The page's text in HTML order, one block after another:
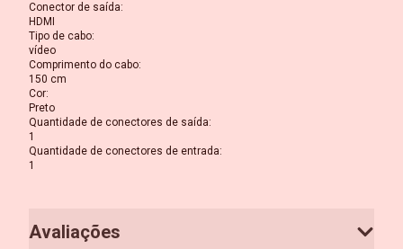
Conector de saída:
HDMI
Tipo de cabo:
vídeo
Comprimento do cabo:
150 cm
Cor:
Preto
Quantidade de conectores de saída:
1
Quantidade de conectores de entrada:
1
Avaliações